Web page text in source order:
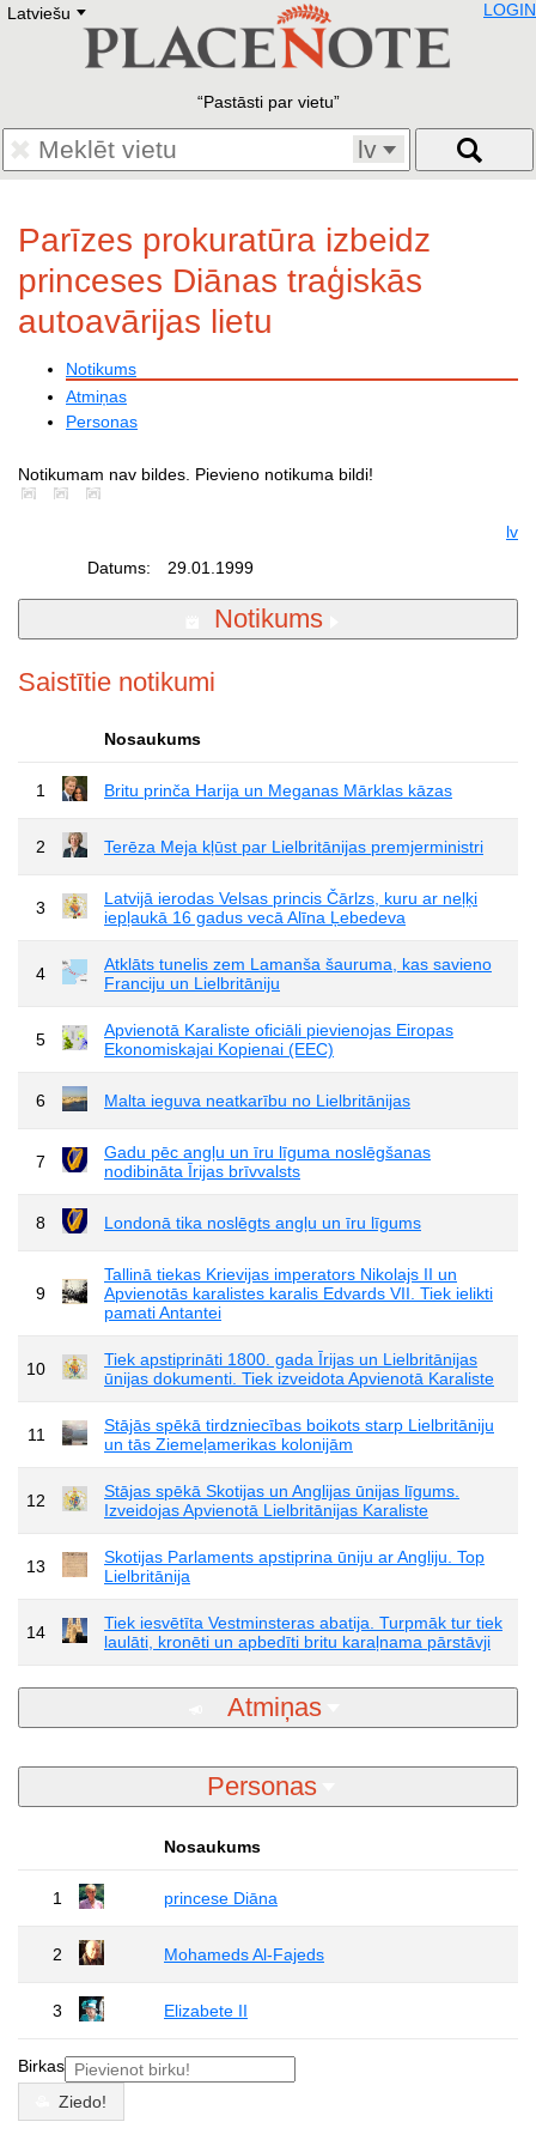
Latviešu E
Deutsch
Francais
Polski
Eestikeelne
LOGIN
Pastāsti par vietu
lv
Parīzes prokuratūra izbeidz
princeses Diānas traģiskās
autoavārijas lietu
Notikums
Atmiņas
Personas
Notikumam nav bildes. Pievieno notikuma bildi!
lv
Datums:
29.01.1999
Notikums
Saistītie notikumi
Nosaukums
1 Britu prinča Harija un Meganas Mārklas kāzas
2 Terēza Meja kļūst par Lielbritānijas premjerministri
3
Latvijā ierodas Velsas princis Čārlzs, kuru ar neļķi
iepļaukā 16 gadus vecā Alīna Ļebedeva
4
Atklāts tunelis zem Lamanša šauruma, kas savieno
Franciju un Lielbritāniju
5
Apvienotā Karaliste oficiāli pievienojas Eiropas
Ekonomiskajai Kopienai (EEC)
6 Malta ieguva neatkarību no Lielbritānijas
7
Gadu pēc angļu un īru līguma noslēgšanas
nodibināta Īrijas brīvvalsts
8 Londonā tika noslēgts angļu un īru līgums
9
Tallinā tiekas Krievijas imperators Nikolajs II un
Apvienotās karalistes karalis Edvards VII. Tiek ielikti
pamati Antantei
10
Tiek apstiprināti 1800. gada Īrijas un Lielbritānijas
ūnijas dokumenti. Tiek izveidota Apvienotā Karaliste
11
Stājās spēkā tirdzniecības boikots starp Lielbritāniju
un tās Ziemeļamerikas kolonijām
12
Stājas spēkā Skotijas un Anglijas ūnijas līgums.
Izveidojas Apvienotā Lielbritānijas Karaliste
13
Skotijas Parlaments apstiprina ūniju ar Angliju. Top
Lielbritānija
14
Tiek iesvētīta Vestminsteras abatija. Turpmāk tur tiek
laulāti, kronēti un apbedīti britu karaļnama pārstāvji
Atmiņas
Personas
Nosaukums
1 princese Diāna
2 Mohameds Al-Fajeds
3 Elizabete II
Birkas
Ziedo!